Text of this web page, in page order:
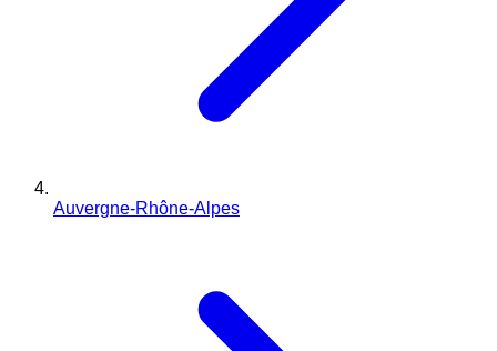
Auvergne-Rhône-Alpes